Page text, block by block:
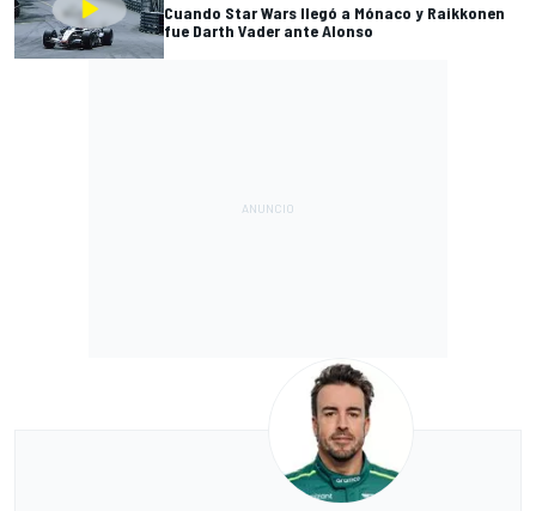
Cuando Star Wars llegó a Mónaco y Raikkonen
fue Darth Vader ante Alonso